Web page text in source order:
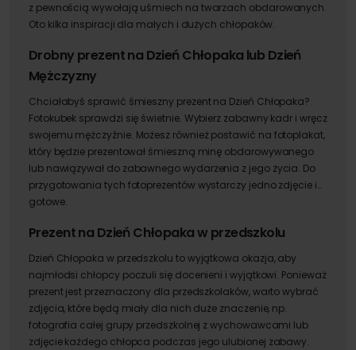
z pewnością wywołają uśmiech na twarzach obdarowanych.
Oto kilka inspiracji dla małych i dużych chłopaków.
Drobny prezent na Dzień Chłopaka lub Dzień
Mężczyzny
Chciałabyś sprawić śmieszny prezent na Dzień Chłopaka?
Fotokubek sprawdzi się świetnie. Wybierz zabawny kadr i wręcz
swojemu mężczyźnie. Możesz również postawić na fotoplakat,
który będzie prezentował śmieszną minę obdarowywanego
lub nawiązywał do zabawnego wydarzenia z jego życia. Do
przygotowania tych fotoprezentów wystarczy jedno zdjęcie i…
gotowe.
Prezent na Dzień Chłopaka w przedszkolu
Dzień Chłopaka w przedszkolu to wyjątkowa okazja, aby
najmłodsi chłopcy poczuli się docenieni i wyjątkowi. Ponieważ
prezent jest przeznaczony dla przedszkolaków, warto wybrać
zdjęcia, które będą miały dla nich duże znaczenie, np.
fotografia całej grupy przedszkolnej z wychowawcami lub
zdjęcie każdego chłopca podczas jego ulubionej zabawy.